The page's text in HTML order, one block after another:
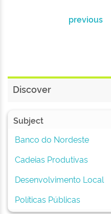
previous
Discover
Subject
Banco do Nordeste
Cadeias Produtivas
Desenvolvimento Local
Políticas Públicas